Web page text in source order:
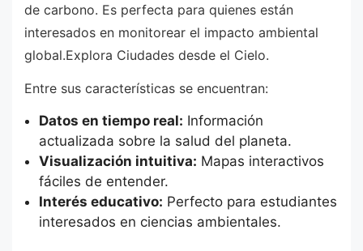
de carbono. Es perfecta para quienes están
interesados en monitorear el impacto ambiental
global.Explora Ciudades desde el Cielo.
Entre sus características se encuentran:
Datos en tiempo real: Información
actualizada sobre la salud del planeta.
Visualización intuitiva: Mapas interactivos
fáciles de entender.
Interés educativo: Perfecto para estudiantes
interesados en ciencias ambientales.